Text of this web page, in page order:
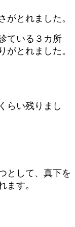
がとれました。
ている３カ所
がとれました。
らい残りまし
として、真下を
ます。